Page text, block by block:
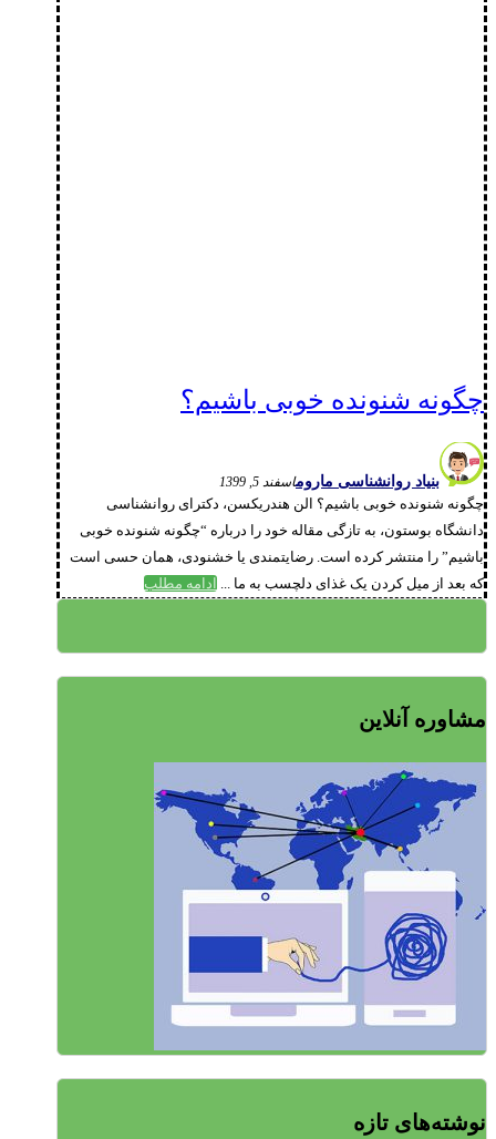
چگونه شنونده خوبی باشیم؟
بنیاد روانشناسی ماروماسفند 5, 1399
چگونه شنونده خوبی باشیم؟ الن هندریکسن، دکترای روانشناسی
دانشگاه بوستون، به تازگی مقاله خود را درباره “چگونه شنونده خوبی
باشیم” را منتشر کرده ­است. رضا­یتمندی یا خشنودی، همان حسی است
که بعد از میل کردن یک غذا­ی دل­چسب به ما ...
ادامه مطلب
مشاوره آنلاین
نوشته‌های تازه